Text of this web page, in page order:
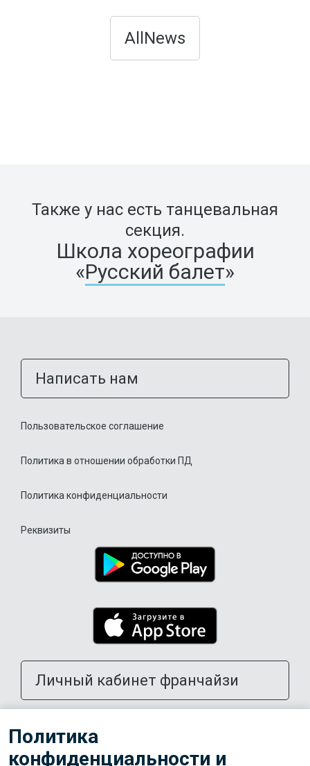
AllNews
Также у нас есть танцевальная
секция.
Школа хореографии
«Русский балет»
Написать нам
Пользовательское соглашение
Политика в отношении обработки ПД
Политика конфиденциальности
Реквизиты
Личный кабинет франчайзи
Тренерам
Политика
конфиденциальности и